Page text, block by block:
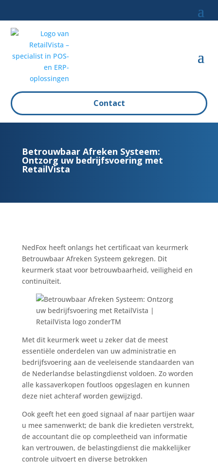
Contact
Betrouwbaar Afreken Systeem:
Ontzorg uw bedrijfsvoering met
RetailVista
NedFox heeft onlangs het certificaat van keurmerk
Betrouwbaar Afreken Systeem gekregen. Dit
keurmerk staat voor betrouwbaarheid, veiligheid en
continuïteit.
Met dit keurmerk weet u zeker dat de meest
essentiële onderdelen van uw administratie en
bedrijfsvoering aan de veeleisende standaarden van
de Nederlandse belastingdienst voldoen. Zo worden
alle kassaverkopen foutloos opgeslagen en kunnen
deze niet achteraf worden gewijzigd.
Ook geeft het een goed signaal af naar partijen waar
u mee samenwerkt; de bank die kredieten verstrekt,
de accountant die op compleetheid van informatie
kan vertrouwen, de belastingdienst die makkelijker
controle uitvoert en diverse betrokken